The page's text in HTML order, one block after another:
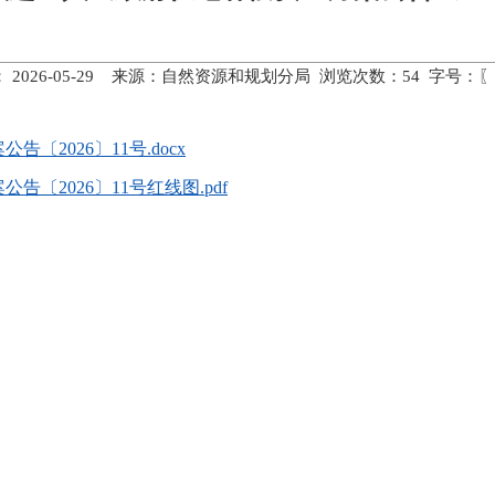
2026-05-29 来源：自然资源和规划分局 浏览次数： 54 字号：〖
告〔2026〕11号.docx
告〔2026〕11号红线图.pdf